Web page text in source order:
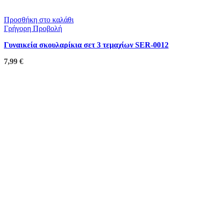
Προσθήκη στο καλάθι
Γρήγορη Προβολή
Γυναικεία σκουλαρίκια σετ 3 τεμαχίων SER-0012
7,99 €